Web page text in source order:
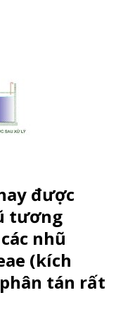
được
tương
nhũ
(kích
tán rất